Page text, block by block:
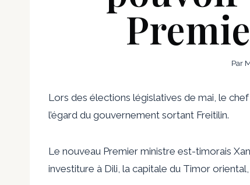
Par
Lors des élections législatives de mai, le
l’égard du gouvernement sortant Freitilin.
Le nouveau Premier ministre est-timorais
investiture à Dili, la capitale du Timor